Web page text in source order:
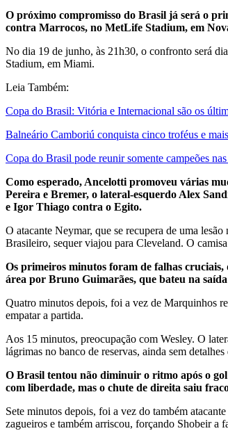
O próximo compromisso do Brasil já será o
contra Marrocos, no MetLife Stadium, em
No dia 19 de junho, às 21h30, o confronto será
Stadium, em Miami.
Leia Também:
Copa do Brasil: Vitória e Internacional são os
Balneário Camboriú conquista cinco troféus e
Copa do Brasil pode reunir somente campeões
Como esperado, Ancelotti promoveu várias
Pereira e Bremer, o lateral-esquerdo Alex
e Igor Thiago contra o Egito.
O atacante Neymar, que se recupera de uma
Brasileiro, sequer viajou para Cleveland. O
Os primeiros minutos foram de falhas
área por Bruno Guimarães, que bateu na
Quatro minutos depois, foi a vez de Marquinhos
empatar a partida.
Aos 15 minutos, preocupação com Wesley. O
lágrimas no banco de reservas, ainda sem
O Brasil tentou não diminuir o ritmo após o
com liberdade, mas o chute de direita saiu
Sete minutos depois, foi a vez do também
zagueiros e também arriscou, forçando Shobeir a